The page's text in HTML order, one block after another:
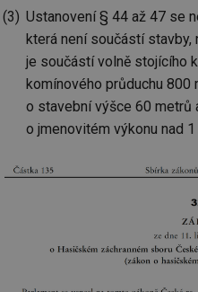
Ustanovení § 44 až 47 se
která není součástí
je součástí volně stojícího
komínového průduchu 800
o stavební výšce 60 metrů
o jmenovitém výkonu nad 1